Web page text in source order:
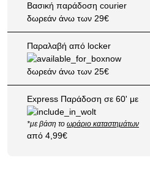
Βασική παράδοση courier
δωρεάν άνω των 29€
Παραλαβή από locker
δωρεάν άνω των 25€
Express Παράδοση σε 60' με
*με βάση το ωράριο καταστημάτων
από 4,99€